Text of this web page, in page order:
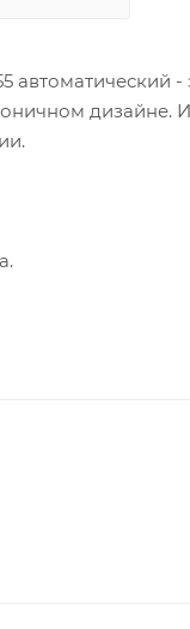
автоматический
дизайне.